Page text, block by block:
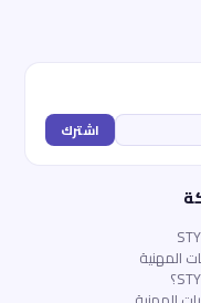
اشترك
المهنية